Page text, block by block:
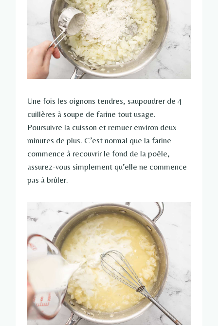
Une fois les oignons tendres, saupoudrer de 4
cuillères à soupe de farine tout usage.
Poursuivre la cuisson et remuer environ deux
minutes de plus. C’est normal que la farine
commence à recouvrir le fond de la poêle,
assurez-vous simplement qu’elle ne commence
pas à brûler.